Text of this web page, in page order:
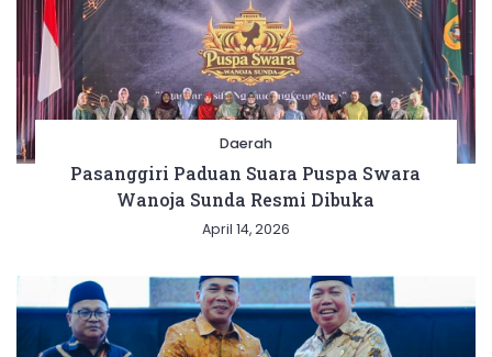
Daerah
Pasanggiri Paduan Suara Puspa Swara
Wanoja Sunda Resmi Dibuka
April 14, 2026